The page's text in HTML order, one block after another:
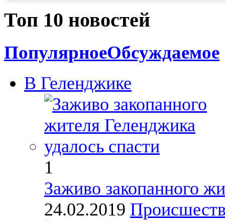
Топ 10 новостей
ПопулярноеОбсуждаемое
В Геленджике
1
Заживо закопанного
24.02.2019